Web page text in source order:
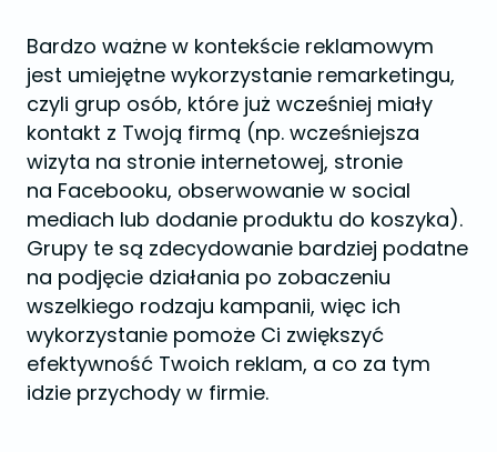
Bardzo ważne w kontekście reklamowym
jest umiejętne wykorzystanie remarketingu,
czyli grup osób, które już wcześniej miały
kontakt z Twoją firmą (np. wcześniejsza
wizyta na stronie internetowej, stronie
na Facebooku, obserwowanie w social
mediach lub dodanie produktu do koszyka).
Grupy te są zdecydowanie bardziej podatne
na podjęcie działania po zobaczeniu
wszelkiego rodzaju kampanii, więc ich
wykorzystanie pomoże Ci zwiększyć
efektywność Twoich reklam, a co za tym
idzie przychody w firmie.